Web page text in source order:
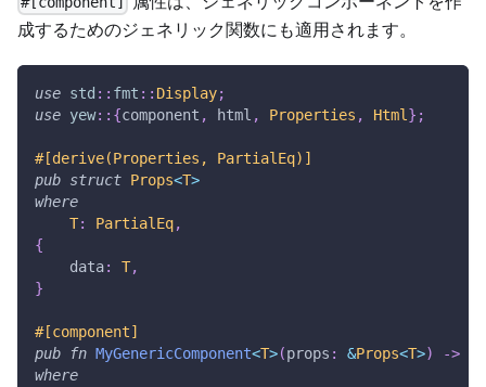
成するためのジェネリック関数にも適用されます。
use std :: fmt :: Display;
use yew:: {component , html , Properties , Html} ;
#[derive(Properties, PartialEq)]
pub struct Props<T>
where
T: PartialEq,
{
    data
: T,
}
#[component]
pub
fn MyGenericComponent<T>(props : &Props<T>) ->
where